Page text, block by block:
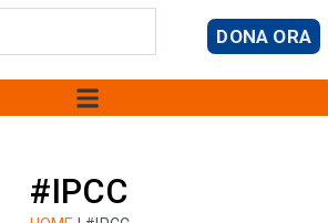
DONA ORA
#IPCC